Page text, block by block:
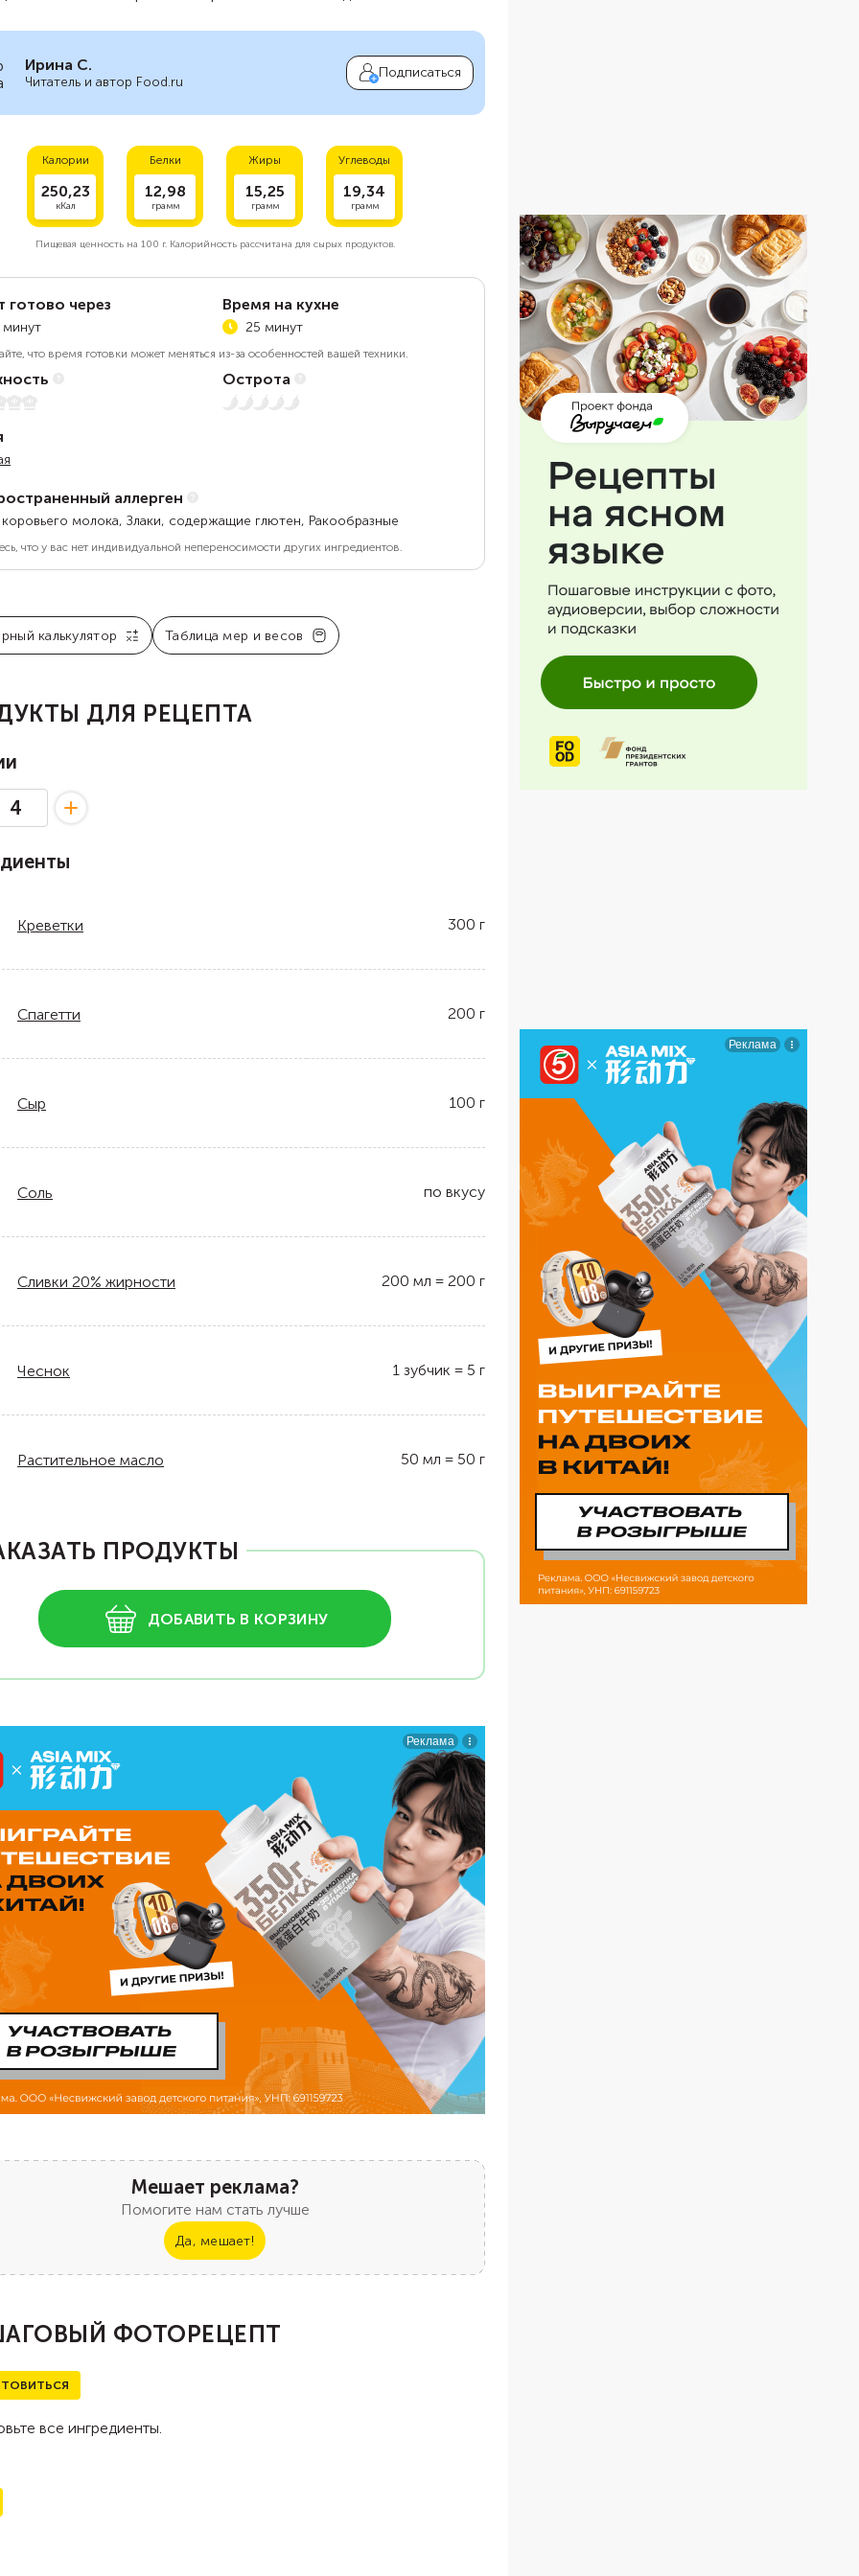
Ирина С.
Читатель и автор Food.ru
Подписаться
Калории
250,23
кКал
Белки
12,98
грамм
Жиры
15,25
грамм
Углеводы
19,34
грамм
Пищевая ценность на 100 г.Калорийность рассчитана для сырых продуктов.
готово через
минут
Время на кухне
25 минут
что время готовки может меняться из-за особенностей вашей техники.
Острота
Нет остроты
аллерген
молока, Злаки, содержащие глютен, Ракообразные
что у вас нет индивидуальной непереносимости других ингредиентов.
калькулятор Таблица мер и весов
ДЛЯ РЕЦЕПТА
Креветки 300 г
Спагетти 200 г
Сыр 100 г
Соль по вкусу
Сливки 20% жирности 200 мл = 200 г
Чеснок 1 зубчик = 5 г
Растительное масло 50 мл = 50 г
ПРОДУКТЫ
ДОБАВИТЬ В КОРЗИНУ
Мешает реклама?
Помогите нам стать лучше
Да, мешает!
ФОТОРЕЦЕПТ
все ингредиенты.